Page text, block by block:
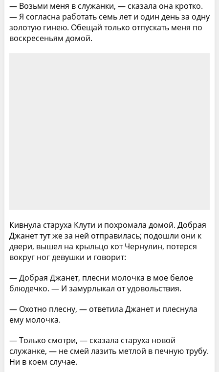
— Возьми меня в служанки, — сказала она кротко.
— Я согласна работать семь лет и один день за одну
золотую гинею. Обещай только отпускать меня по
воскресеньям домой.
Кивнула старуха Клути и похромала домой. Добрая
Джанет тут же за ней отправилась; подошли они к
двери, вышел на крыльцо кот Чернулин, потерся
вокруг ног девушки и говорит:
— Добрая Джанет, плесни молочка в мое белое
блюдечко. — И замурлыкал от удовольствия.
— Охотно плесну, — ответила Джанет и плеснула
ему молочка.
— Только смотри, — сказала старуха новой
служанке, — не смей лазить метлой в печную трубу.
Ни в коем случае.